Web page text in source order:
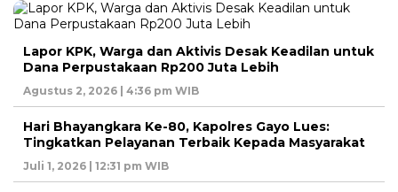
Lapor KPK, Warga dan Aktivis Desak Keadilan untuk
Dana Perpustakaan Rp200 Juta Lebih
Agustus 2, 2026 | 4:36 pm WIB
Hari Bhayangkara Ke-80, Kapolres Gayo Lues:
Tingkatkan Pelayanan Terbaik Kepada Masyarakat
Juli 1, 2026 | 12:31 pm WIB